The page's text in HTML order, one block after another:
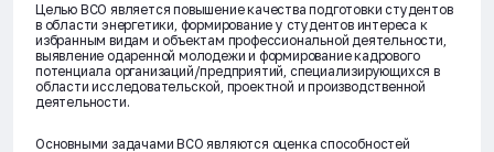
Целью ВСО является повышение качества подготовки студентов
в области энергетики, формирование у студентов интереса к
избранным видам и объектам профессиональной деятельности,
выявление одаренной молодежи и формирование кадрового
потенциала организаций/предприятий, специализирующихся в
области исследовательской, проектной и производственной
деятельности.
Основными задачами ВСО являются оценка способностей